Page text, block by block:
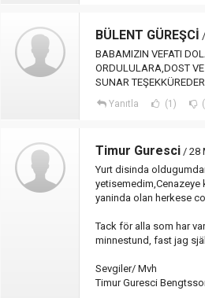
BÜLENT GÜREŞCİ
BABAMIZIN VEFATI
ORDULULARA,DOST
SUNAR
Yanıtla (1)
Timur Guresci / 28
Yurt disinda
yaninda olan herkese
Tack för alla som har
minnestund, fast jag
Sevgiler/ Mvh
Timur Guresci